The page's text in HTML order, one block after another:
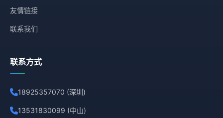
友情链接
联系我们
联系方式
18925357070 (深圳)
13531830099 (中山)